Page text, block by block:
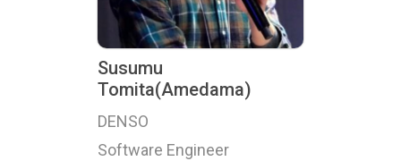
Susumu
Tomita(Amedama)
DENSO
Software Engineer